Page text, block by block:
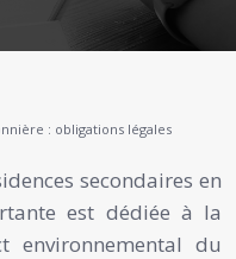
: obligations légales
secondaires en
est dédiée à la
environnemental du